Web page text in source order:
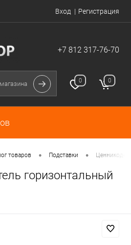
Вход Регистрация
+7 812 317-76-70
0 0
товаров • Подставки •
горизонтальный